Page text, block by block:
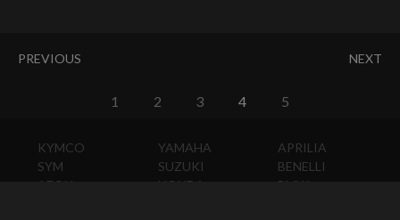
PREVIOUS NEXT
1 2 3 4 5
KYMCO
SYM
AEON
YAMAHA
SUZUKI
HONDA
APRILIA
BENELLI
BMW